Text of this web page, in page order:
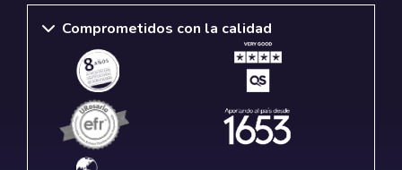
Comprometidos con la calidad